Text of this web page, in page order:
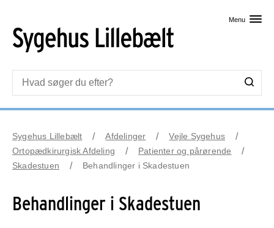
Menu
Sygehus Lillebælt Afdelinger
Vejle Sygehus
Ortopædkirurgisk Afdeling
Patienter og pårørende
Skadestuen
Behandlinger i Skadestuen
Behandlinger i Skadestuen